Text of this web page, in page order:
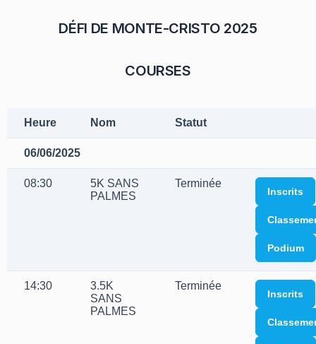
DÉFI DE MONTE-CRISTO 2025
COURSES
Heure Nom Statut
06/06/2025
08:30
5K SANS
PALMES
Terminée
Inscrits
Podium
14:30
3.5K
SANS
PALMES
Terminée
Inscrits